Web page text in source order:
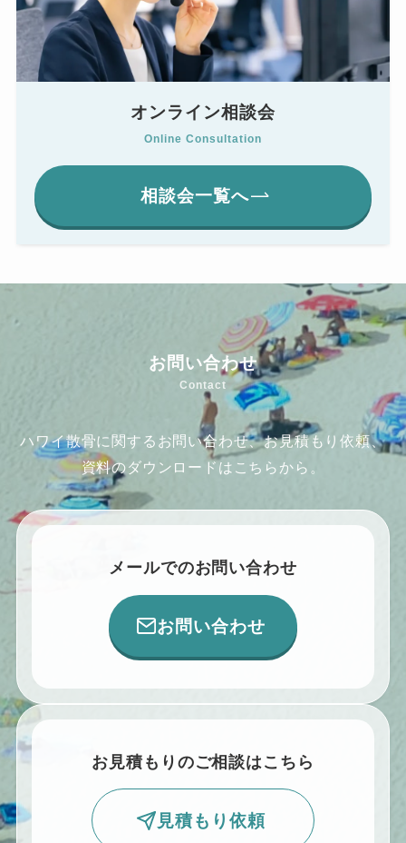
オンライン相談会
Online Consultation
相談会一覧へ
お問い合わせ
Contact
ハワイ散骨に関するお問い合わせ、お見積もり依頼、
資料のダウンロードはこちらから。
メールでのお問い合わせ
お問い合わせ
お見積もりのご相談はこちら
見積もり依頼